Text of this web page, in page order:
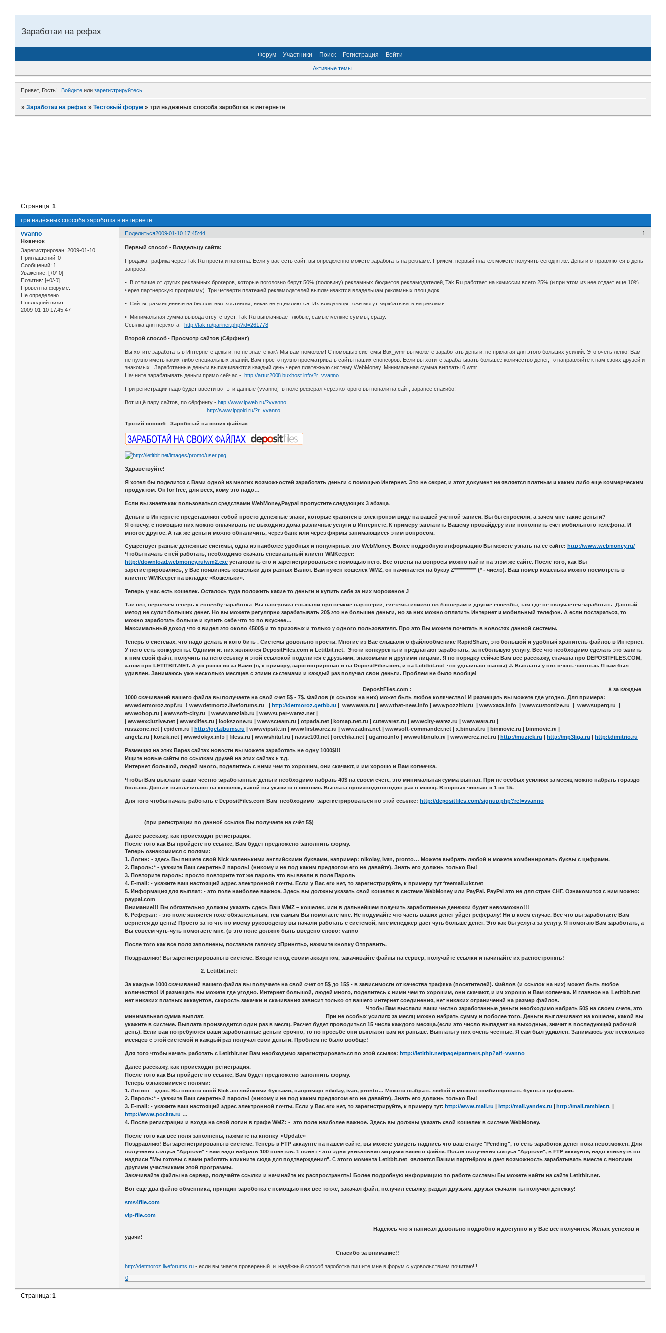
Заработаи на рефах
Форум Участники Поиск Регистрация Войти
Активные темы
Привет, Гость! Войдитеили зарегистрируйтесь.
»Заработаи на рефах »Тестовый форум »три надёжных способа зароботка в интернете
три надёжных способа зароботка в интернете
Страница:1
Поделиться 1
2009-01-10 17:45:44
vvanno
Новичок
Зарегистрирован: 2009-01-10
Приглашений: 0
Сообщений: 1
Уважение: [+0/-0]
Позитив: [+0/-0]
Провел на форуме:
Не определено
Последний визит:
2009-01-10 17:45:47
Первый способ - Владельцу сайта:
Продажа трафика через Tak.Ru проста и понятна. Если у вас есть сайт, вы определенно можете заработать на рекламе. Причем, первый платеж можете получить сегодня же. Деньги отправляются в день
запроса.
• В отличие от других рекламных брокеров, которые поголовно берут 50% (половину) рекламных бюджетов рекламодателей, Tak.Ru работает на комиссии всего 25% (и при этом из нее отдает еще 10%
через партнерскую программу). Три четверти платежей рекламодателей выплачиваются владельцам рекламных площадок.
• Сайты, размещенные на бесплатных хостингах, никак не ущемляются. Их владельцы тоже могут зарабатывать на рекламе.
• Минимальная сумма вывода отсутствует. Tak.Ru выплачивает любые, самые мелкие суммы, сразу.
Ссылка для перехота - http://tak.ru/partner.php?id=261778
Второй способ - Просмотр сайтов (Сёрфинг)
Вы хотите заработать в Интернете деньги, но не знаете как? Мы вам поможем! С помощью системы Bux_wmr вы можете заработать деньги, не прилагая для этого больших усилий. Это очень легко! Вам
не нужно иметь каких-либо специальных знаний. Вам просто нужно просматривать сайты наших спонсоров. Если вы хотите зарабатывать большее количество денег, то направляйте к нам своих друзей и
знакомых. Заработанные деньги выплачиваются каждый день через платежную систему WebMoney. Минимальная сумма выплаты 0 wmr
Начните зарабатывать деньги прямо сейчас - http://artur2008.buxhost.info/?r=vvanno
При регистрации надо будет ввести вот эти данные (vvanno) в поле реферал через которого вы попали на сайт, заранее спасибо!
Вот ищё пару сайтов, по сёрфингу - http://www.ipweb.ru/?vvanno
http://www.ipgold.ru/?r=vvanno
Третий способ - Зароботай на своих файлах
Здравствуйте!
Я хотел бы поделится с Вами одной из многих возможностей заработать деньги с помощью Интернет. Это не секрет, и этот документ не является платным и каким либо еще коммерческим
продуктом. Он for free, для всех, кому это надо…
Если вы знаете как пользоваться средствами WebMoney,Paypal пропустите следующих 3 абзаца.
Деньги в Интернете представляют собой просто денежные знаки, которые хранятся в электроном виде на вашей учетной записи. Вы бы спросили, а зачем мне такие деньги?
Я отвечу, с помощью них можно оплачивать не выходя из дома различные услуги в Интернете. К примеру заплатить Вашему провайдеру или пополнить счет мобильного телефона. И
многое другое. А так же деньги можно обналичить, через банк или через фирмы занимающиеся этим вопросом.
Существует разные денежные системы, одна из наиболее удобных и популярных это WebMoney. Более подробную информацию Вы можете узнать на ее сайте: http://www.webmoney.ru/
Чтобы начать с ней работать, необходимо скачать специальный клиент WMKeeper:
http://download.webmoney.ru/wm2.exe установить его и зарегистрироваться с помощью него. Все ответы на вопросы можно найти на этом же сайте. После того, как Вы
зарегистрировались, у Вас появились кошельки для разных Валют. Вам нужен кошелек WMZ, он начинается на букву Z*********** (* - число). Ваш номер кошелька можно посмотреть в
клиенте WMKeeper на вкладке «Кошельки».
Теперь у нас есть кошелек. Осталось туда положить какие то деньги и купить себе за них мороженое J
Так вот, вернемся теперь к способу заработка. Вы наверняка слышали про всякие партнерки, системы кликов по баннерам и другие способы, там где не получается заработать. Данный
метод не сулит больших денег. Но вы можете регулярно зарабатывать 20$ это не большие деньги, но за них можно оплатить Интернет и мобильный телефон. А если постараться, то
можно заработать больше и купить себе что то по вкуснее…
Максимальный доход что я видел это около 4500$ и то призовых и только у одного пользователя. Про это Вы можете почитать в новостях данной системы.
Теперь о системах, что надо делать и кого бить . Системы довольно просты. Многие из Вас слышали о файлообменике RapidShare, это большой и удобный хранитель файлов в Интернет.
У него есть конкуренты. Одними из них являются DepositFiles.com и Letitbit.net. Этоти конкуренты и предлагают заработать, за небольшую услугу. Все что необходимо сделать это залить
к ним свой файл, получить на него ссылку и этой ссылокой поделится с друзьями, знакомыми и другими лицами. Я по порядку сейчас Вам всё расскажу, сначала про DEPOSITFILES.COM,
затем про LETITBIT.NET. А уж решение за Вами (я, к примеру, зарегистрирован и на DepositFiles.com, и на Letitbit.net что удваивает шансы) J. Выплаты у них очень честные. Я сам был
удивлен. Занимаюсь уже несколько месяцев с этими системами и каждый раз получал свои деньги. Проблем не было вообще!
DepositFiles.com : А за каждые
1000 скачиваний вашего файла вы получаете на свой счет 5$ - 7$. Файлов (и ссылок на них) может быть любое количество! И размещать вы можете где угодно. Для примера:
wwwdetmoroz.topf.ru ! wwwdetmoroz.liveforums.ru |
http://detmoroz.getbb.ru | wwwwara.ru | wwwthat-new.info | wwwpozzitiv.ru | wwwxaxa.info | wwwcustomize.ru | wwwsuperq.ru |
wwwobop.ru | wwwsoft-city.ru | wwwwarezlab.ru | wwwsuper-warez.net |
| wwwexcluzive.net | wwwxlifes.ru | lookszone.ru | wwwscteam.ru | otpada.net | komap.net.ru | cutewarez.ru | wwwcity-warez.ru | wwwwara.ru |
russzone.net | epidem.ru |
http://getalbums.ru | wwwvipsite.in | wwwfirstwarez.ru | wwwzadira.net | wwwsoft-commander.net | x.binural.ru | binmovie.ru | binmovie.ru |
angelz.ru | korzik.net | wwwdokyx.info | filess.ru | wwwshituf.ru | navse100.net | orechka.net | ugarno.info | wwwulibnulo.ru | wwwwerez.net.ru |
http://muzick.ru http://mp3liga.ru http://dimitrio.ru
Размещая на этих Варез сайтах новости вы можете заработать не одну 1000$!!!
Ищите новые сайты по ссылкам друзей на этих сайтах и т.д.
Интернет большой, людей много, поделитесь с ними чем то хорошим, они скачают, и им хорошо и Вам копеечка.
Чтобы Вам выслали ваши честно заработанные деньги необходимо набрать 40$ на своем счете, это минимальная сумма выплат. При не особых усилиях за месяц можно набрать гораздо
больше. Деньги выплачивают на кошелек, какой вы укажите в системе. Выплата производится один раз в месяц. В первых числах: с 1 по 15.
Для того чтобы начать работать с DepositFiles.com Вам необходимо зарегистрироваться по этой ссылке: http://depositfiles.com/signup.php?ref=vvanno
(при регистрации по данной ссылке Вы получаете на счёт 5$)
Далее расскажу, как происходит регистрация.
После того как Вы пройдете по ссылке, Вам будет предложено заполнить форму.
Теперь ознакомимся с полями:
1. Логин: - здесь Вы пишете свой Nick маленькими английскими буквами, например: nikolay, ivan, pronto… Можете выбрать любой и можете комбинировать буквы с цифрами.
2. Пароль:* - укажите Ваш секретный пароль! (никому и не под каким предлогом его не давайте). Знать его должны только Вы!
3. Повторите пароль: просто повторите тот же пароль что вы ввели в поле Пароль
4. E-mail: - укажите ваш настоящий адрес электронной почты. Если у Вас его нет, то зарегистрируйте, к примеру тут freemail.ukr.net
5. Информация для выплат: - это поле наиболее важное. Здесь вы должны указать свой кошелек в системе WebMoney или PayPal. PayPal это не для стран СНГ. Ознакомится с ним можно:
paypal.com
Внимание!!! Вы обязательно должны указать сдесь Ваш WMZ – кошелек, или в дальнейшем получить заработанные денежки будет невозможно!!!
6. Реферал: - это поле является тоже обязательным, тем самым Вы помогаете мне. Не подумайте что часть ваших денег уйдет рефералу! Ни в коем случае. Все что вы заработаете Вам
вернется до цента! Просто за то что по моему руководству вы начали работать с системой, мне менеджер даст чуть больше денег. Это как бы услуга за услугу. Я помогаю Вам заработать, а
Вы совсем чуть-чуть помогаете мне. (в это поле должно быть введено слово: vanno
После того как все поля заполнены, поставьте галочку «Принять», нажмите кнопку Отправить.
Поздравляю! Вы зарегистрированы в системе. Входите под своим аккаунтом, закачивайте файлы на сервер, получайте ссылки и начинайте их распостронять!
2. Letitbit.net:
За каждые 1000 скачиваний вашего файла вы получаете на свой счет oт 5$ до 15$ - в зависимости от качества трафика (посетителей). Файлов (и ссылок на них) может быть любое
количество! И размещать вы можете где угодно. Интернет большой, людей много, поделитесь с ними чем то хорошим, они скачают, и им хорошо и Вам копеечка. И главное на Letitbit.net
нет никаких платных аккаунтов, скорость закачки и скачивания зависит только от вашего интернет соединения, нет никаких ограничений на размер файлов.
Чтобы Вам выслали ваши честно заработанные деньги необходимо набрать 50$ на своем счете, это
минимальная сумма выплат. При не особых усилиях за месяц можно набрать сумму и поболее того. Деньги выплачивают на кошелек, какой вы
укажите в системе. Выплата производится один раз в месяц. Расчет будет проводиться 15 числа каждого месяца.(если это число выпадает на выходные, значит в последующей рабочий
день). Если вам потребуются ваши заработанные деньги срочно, то по просьбе они выплатят вам их раньше. Выплаты у них очень честные. Я сам был удивлен. Занимаюсь уже несколько
месяцев с этой системой и каждый раз получал свои деньги. Проблем не было вообще!
Для того чтобы начать работать с Letitbit.net Вам необходимо зарегистрироваться по этой ссылке: http://letitbit.net/page/partners.php?aff=vvanno
Далее расскажу, как происходит регистрация.
После того как Вы пройдете по ссылке, Вам будет предложено заполнить форму.
Теперь ознакомимся с полями:
1. Логин: - здесь Вы пишете свой Nick английскими буквами, например: nikolay, ivan, pronto… Можете выбрать любой и можете комбинировать буквы с цифрами.
2. Пароль:* - укажите Ваш секретный пароль! (никому и не под каким предлогом его не давайте). Знать его должны только Вы!
3. E-mail: - укажите ваш настоящий адрес электронной почты. Если у Вас его нет, то зарегистрируйте, к примеру тут: http://www.mail.ru http://mail.yandex.ru http://mail.rambler.ru
http://www.pochta.ru …
4. После регистрации и входа на свой логин в графе WMZ: - это поле наиболее важное. Здесь вы должны указать свой кошелек в системе WebMoney.
После того как все поля заполнены, нажмите на кнопку «Update»
Поздравляю! Вы зарегистрированы в системе. Теперь в FTP аккаунте на нашем сайте, вы можете увидеть надпись что ваш статус "Pending", то есть заработок денег пока невозможен. Для
получения статуса "Approve" - вам надо набрать 100 поинтов. 1 поинт - это одна уникальная загрузка вашего файла. После получения статуса "Approve", в FTP аккаунте, надо кликнуть по
надписи "Мы готовы с вами работать кликните сюда для подтверждения". С этого момента Letitbit.net является Вашим партнёром и дает возможность зарабатывать вместе с многими
другими участниками этой программы.
Закачивайте файлы на сервер, получайте ссылки и начинайте их распространять! Более подробную информацию по работе системы Вы можете найти на сайте Letitbit.net.
Вот еще два файло обменника, принцип зароботка с помощью них все тотже, закачал файл, получил ссылку, раздал друзьям, друзья скачали ты получил денежку!
sms4file.com
vip-file.com
Надеюсь что я написал довольно подробно и доступно и у Вас все получится. Желаю успехов и
удачи!
Спасибо за внимание!!
http://detmoroz.liveforums.ru - если вы знаете провереный и надёжный способ зароботка пишите мне в форум с удовольствием почитаю!!!
0
Страница:1